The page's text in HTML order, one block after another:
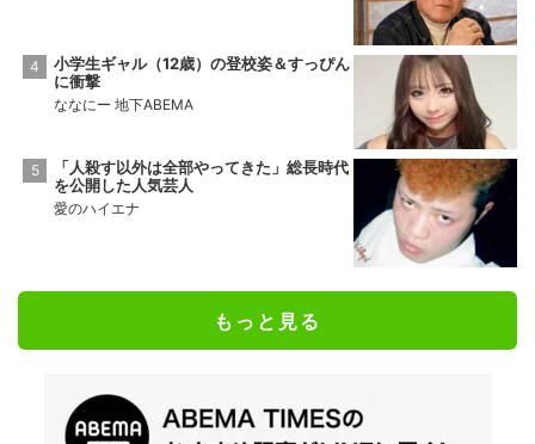
小学生ギャル（12歳）の登校姿＆すっぴん
に衝撃
ななにー 地下ABEMA
「人殺す以外は全部やってきた」総長時代
を公開した人気芸人
愛のハイエナ
もっと見る